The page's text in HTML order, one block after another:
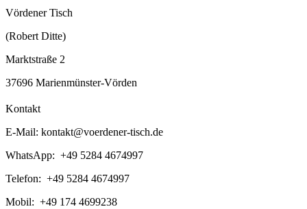
Vördener Tisch
(Robert Ditte)
Marktstraße 2
37696 Marienmünster-Vörden
Kontakt
E-Mail: kontakt@voerdener-tisch.de
WhatsApp: +49 5284 4674997
Telefon: +49 5284 4674997
Mobil: +49 174 4699238